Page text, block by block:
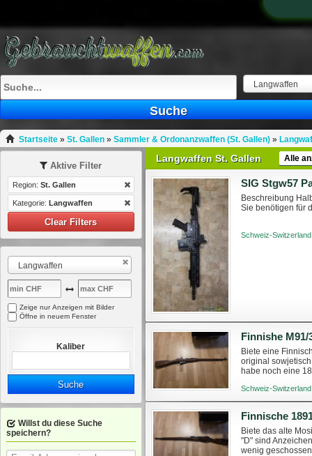
Langwaffen
Suche
Startseite» St. Gallen» Sammler & Ordonanzwaffen (St. Gallen)»
Langwaffen St. Gallen Alle
SIG Stgw57
Beschreibung
Sie benötigen für
Schweiz-
Finnishe
Biete eine
original
habe noch eine
Schweiz-
Finnische
Biete das alte
"D" sind
wenig
Aktive Filter
Region: St. Gallen
Kategorie: Langwaffen
Clear Filters
Langwaffen
Zeige nur Anzeigen mit Bilder
Öffne in neuem Fenster
Kaliber
Suche
Willst du diese Suche
speichern?